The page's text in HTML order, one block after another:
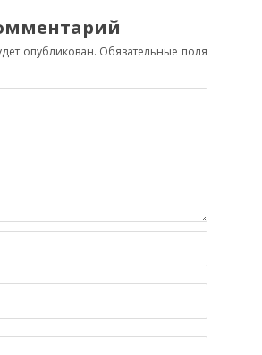
опубликован. Обязательные поля